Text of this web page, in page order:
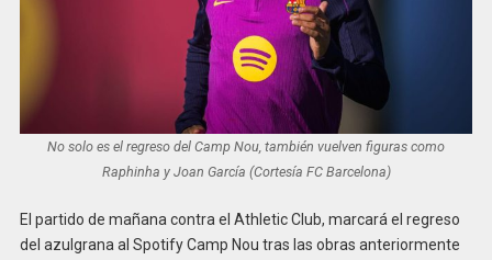
No solo es el regreso del Camp Nou, también vuelven figuras como
Raphinha y Joan García (Cortesía FC Barcelona)
El partido de mañana contra el Athletic Club, marcará el regreso
del azulgrana al Spotify Camp Nou tras las obras anteriormente